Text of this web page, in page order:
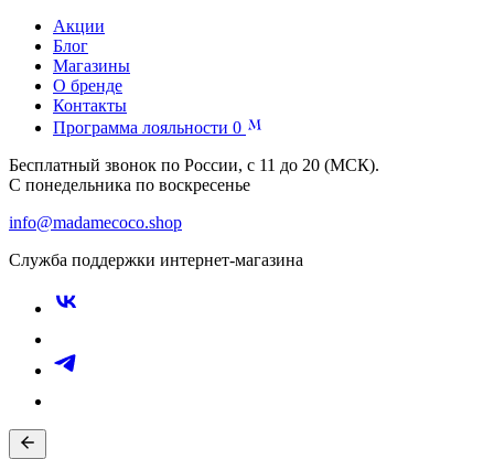
Акции
Блог
Магазины
О бренде
Контакты
Программа лояльности 0
Бесплатный звонок по России, с 11 до 20 (МСК).
С понедельника по воскресенье
info@madamecoco.shop
Служба поддержки интернет-магазина